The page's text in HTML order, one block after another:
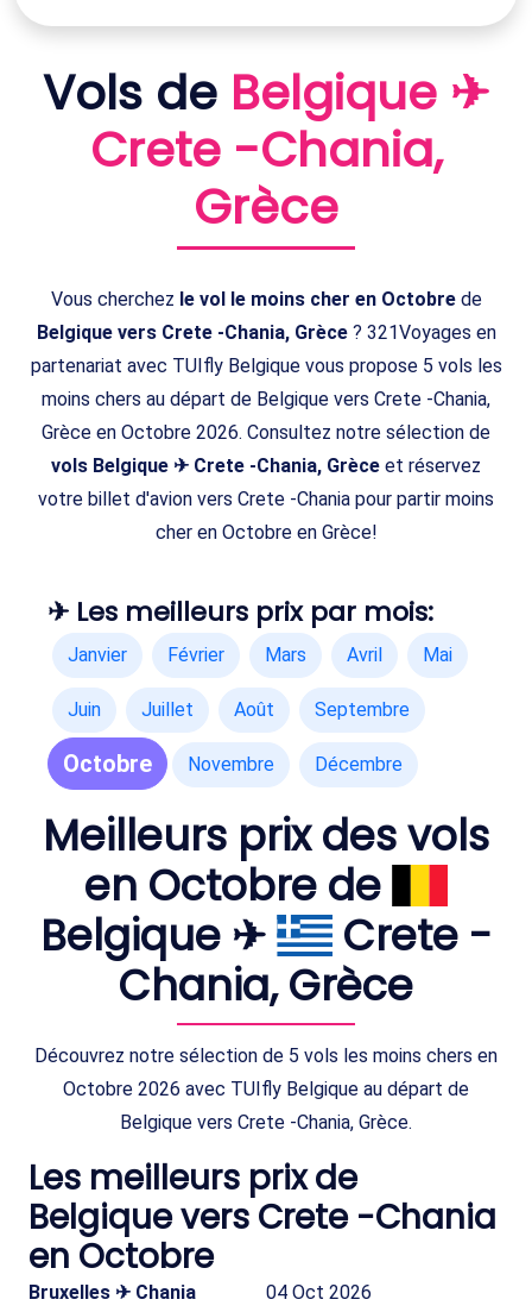
Vols de Belgique ✈
Crete -Chania,
Grèce
Vous cherchez le vol le moins cher en Octobrede
Belgique vers Crete -Chania, Grèce? 321Voyages en
partenariat avec TUIfly Belgique vous propose 5 vols les
moins chers au départ de Belgique vers Crete -Chania,
Grèce en Octobre 2026. Consultez notre sélection de
vols Belgique ✈ Crete -Chania, Grèce et réservez
votre billet d'avion vers Crete -Chania pour partir moins
cher en Octobre en Grèce!
✈ Les meilleurs prix par mois:
Janvier Février Mars Avril Mai
Juin Juillet Août Septembre
Octobre Novembre Décembre
Meilleurs prix des vols
en Octobre de
Belgique ✈
Crete -
Chania, Grèce
Découvrez notre sélection de 5 vols les moins chers en
Octobre 2026 avec TUIfly Belgique au départ de
Belgique vers Crete -Chania, Grèce.
Les meilleurs prix de
Belgique vers Crete -Chania
en Octobre
Bruxelles ✈ Chania 04 Oct 2026